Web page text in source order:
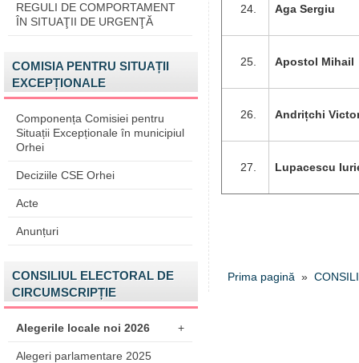
REGULI DE COMPORTAMENT
ÎN SITUAŢII DE URGENŢĂ
COMISIA PENTRU SITUAȚII
EXCEPȚIONALE
Componența Comisiei pentru
Situații Excepționale în municipiul
Orhei
Deciziile CSE Orhei
Acte
Anunțuri
CONSILIUL ELECTORAL DE
CIRCUMSCRIPȚIE
Alegerile locale noi 2026 +
Alegeri parlamentare 2025
Aga Sergiu
Apostol Mihail
Andrițchi
Lupacescu
Prima pagină »